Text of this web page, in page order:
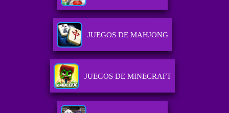
JUEGOS DE MAHJONG
JUEGOS DE MINECRAFT